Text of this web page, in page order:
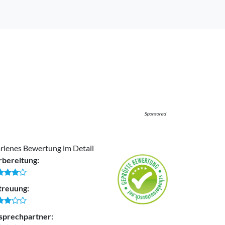
Sponsored
Bewertung im Detail